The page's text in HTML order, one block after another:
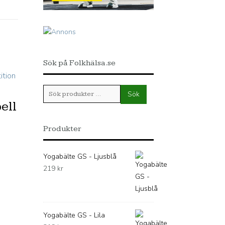
Sök på Folkhälsa.se
Sök
efter:
Sök
Produkter
Yogabälte GS - Ljusblå
219 kr
Yogabälte GS - Lila